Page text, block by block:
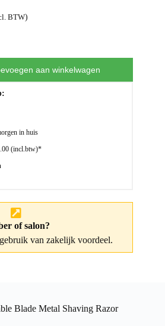
BTW)
aan winkelwagen
in huis
(incl.btw)*
of salon?
van zakelijk voordeel.
Blade Metal Shaving Razor